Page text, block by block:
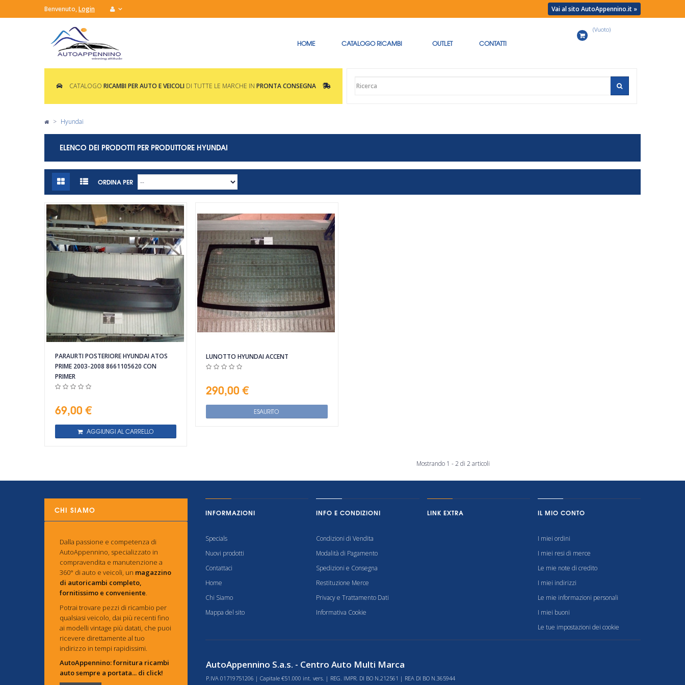
Vai al sito AutoAppennino.it »
Benvenuto,Login
HOME CATALOGO RICAMBI OUTLET CONTATTI
(Vuoto)
CATALOGO RICAMBI PER AUTO E VEICOLI DI TUTTE LE MARCHE IN PRONTA CONSEGNA
> Hyundai
ELENCO DEI PRODOTTI PER PRODUTTORE HYUNDAI
ORDINA PER
PARAURTI POSTERIORE HYUNDAI ATOS
PRIME 2003-2008 8661105620 CON
PRIMER
69,00 €
AGGIUNGI AL CARRELLO
LUNOTTO HYUNDAI ACCENT
290,00 €
ESAURITO
Mostrando 1 - 2 di 2 articoli
CHI SIAMO
Dalla passione e competenza di
AutoAppennino, specializzato in
compravendita e manutenzione a
360° di auto e veicoli, un magazzino
di autoricambi completo,
fornitissimo e conveniente.
Potrai trovare pezzi di ricambio per
qualsiasi veicolo, dai più recenti fino
ai modelli vintage più datati, che puoi
ricevere direttamente al tuo
indirizzo in tempi rapidissimi.
AutoAppennino: fornitura ricambi
auto sempre a portata... di click!
INFORMAZIONI
Specials
Nuovi prodotti
Contattaci
Home
Chi Siamo
Mappa del sito
INFO E CONDIZIONI
Condizioni di Vendita
Modalità di Pagamento
Spedizioni e Consegna
Restituzione Merce
Privacy e Trattamento Dati
Informativa Cookie
LINK EXTRA IL MIO CONTO
I miei ordini
I miei resi di merce
Le mie note di credito
I miei indirizzi
Le mie informazioni personali
I miei buoni
Le tue impostazioni dei cookie
AutoAppennino S.a.s. - Centro Auto Multi Marca
P.IVA 01719751206 | Capitale €51.000 int. vers. | REG. IMPR. DI BO N.212561 | REA DI BO N.365944